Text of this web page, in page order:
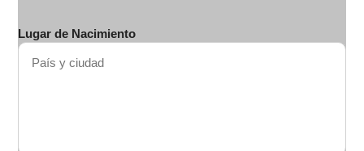
Lugar de Nacimiento